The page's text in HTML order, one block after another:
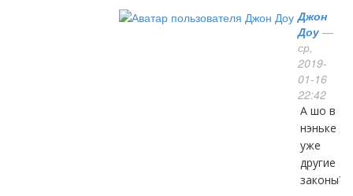
Джон
Доу —
ср,
2019-
01-16
22:42
а шо в
нэньке
уже
другие
законы?